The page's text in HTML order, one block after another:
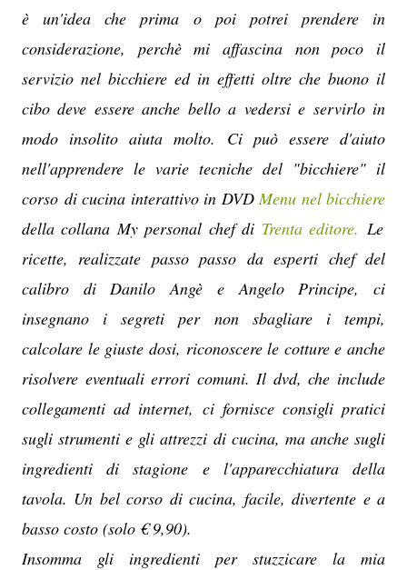
è un'idea che prima o poi potrei prendere in
considerazione, perchè mi affascina non poco il
servizio nel bicchiere ed in effetti oltre che buono il
cibo deve essere anche bello a vedersi e servirlo in
modo insolito aiuta molto. Ci può essere d'aiuto
nell'apprendere le varie tecniche del "bicchiere" il
corso di cucina interattivo in DVDMenu nel bicchiere
della collana My personal chef di Trenta editore. Le
ricette, realizzate passo passo da esperti chef del
calibro di Danilo Angè e Angelo Principe, ci
insegnano i segreti per non sbagliare i tempi,
calcolare le giuste dosi, riconoscere le cotture e anche
risolvere eventuali errori comuni. Il dvd, che include
collegamenti ad internet, ci fornisce consigli pratici
sugli strumenti e gli attrezzi di cucina, ma anche sugli
ingredienti di stagione e l'apparecchiatura della
tavola. Un bel corso di cucina, facile, divertente e a
basso costo (solo € 9,90).
Insomma gli ingredienti per stuzzicare la mia